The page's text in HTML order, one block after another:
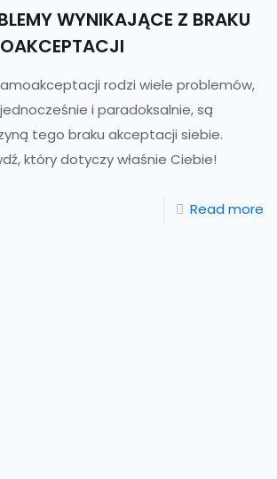
WYNIKAJĄCE Z BRAKU
rodzi wiele problemów,
i paradoksalnie, są
tego braku akceptacji siebie.
który dotyczy właśnie Ciebie!
Read more